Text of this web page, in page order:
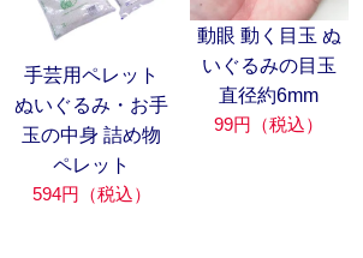
手芸用ペレット
ぬいぐるみ・お手
玉の中身 詰め物
ペレット
594円（税込）
動眼 動く目玉 ぬ
いぐるみの目玉
直径約6mm
99円（税込）